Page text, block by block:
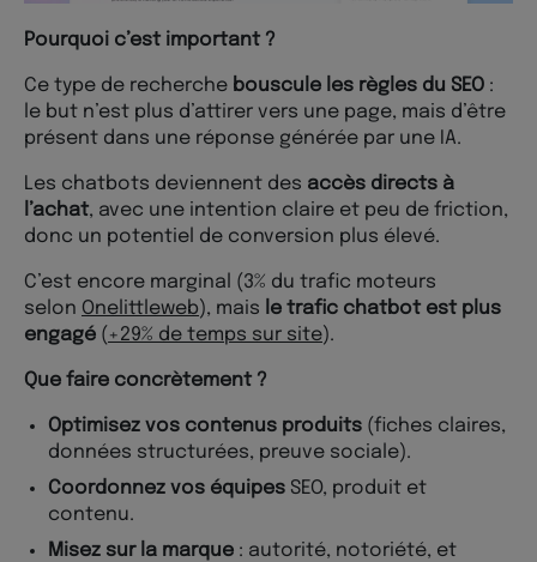
Pourquoi c’est important ?
Ce type de recherche bouscule les règles du SEO :
le but n’est plus d’attirer vers une page, mais d’être
présent dans une réponse générée par une IA.
Les chatbots deviennent des accès directs à
l’achat, avec une intention claire et peu de friction,
donc un potentiel de conversion plus élevé.
C’est encore marginal (3% du trafic moteurs
selon Onelittleweb), mais le trafic chatbot est plus
engagé ( +29% de temps sur site).
Que faire concrètement ?
Optimisez vos contenus produits (fiches claires,
données structurées, preuve sociale).
Coordonnez vos équipes SEO, produit et
contenu.
Misez sur la marque : autorité, notoriété, et